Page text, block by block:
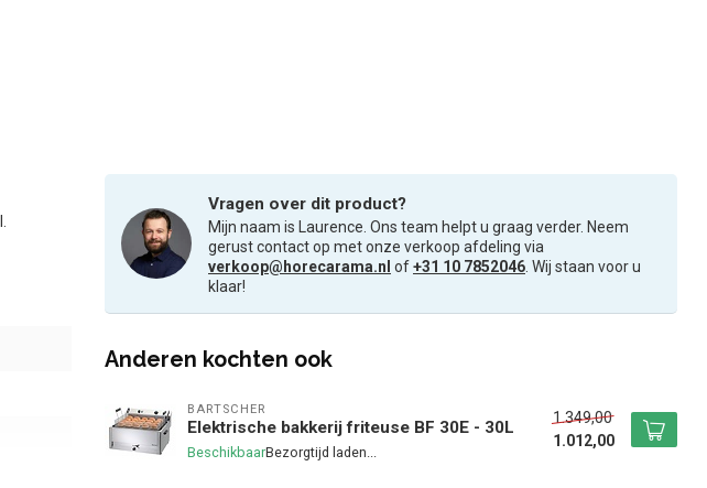
Vragen over dit product?
Mijn naam is Laurence. Ons team helpt u graag verder. Neem
gerust contact op met onze verkoop afdeling via
verkoop@horecarama.nl of+31 10 7852046 . Wij staan voor u
klaar!
Anderen kochten ook
BARTSCHER
Elektrische bakkerij friteuse BF 30E - 30L
Beschikbaar
1.349,00
1.012,00